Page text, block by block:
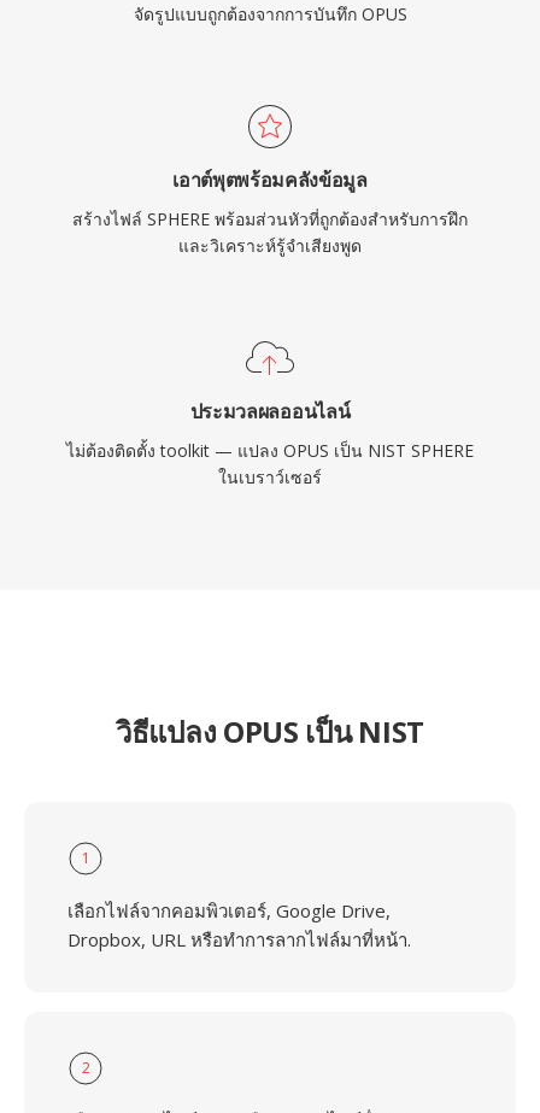
จัดรูปแบบถูกต้องจากการบันทึก OPUS
เอาต์พุตพร้อมคลังข้อมูล
สร้างไฟล์ SPHERE พร้อมส่วนหัวที่ถูกต้องสำหรับการฝึก
และวิเคราะห์รู้จำเสียงพูด
ประมวลผลออนไลน์
ไม่ต้องติดตั้ง toolkit — แปลง OPUS เป็น NIST SPHERE
ในเบราว์เซอร์
วิธีแปลง OPUS เป็น NIST
1
เลือกไฟล์จากคอมพิวเตอร์, Google Drive,
Dropbox, URL หรือทำการลากไฟล์มาที่หน้า.
2